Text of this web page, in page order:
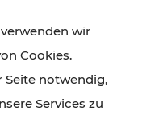
– viele
und Fahrplan-
erreichbar.
wir
Cookies.
Seite notwendig,
Services zu